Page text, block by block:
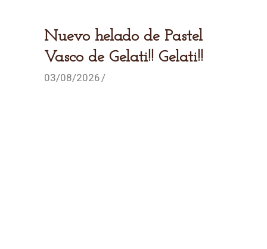
Nuevo helado de Pastel
Vasco de Gelati!! Gelati!!
03/08/2026